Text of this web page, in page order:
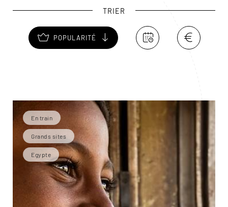
TRIER
POPULARITÉ
En train
Grands sites
Egypte